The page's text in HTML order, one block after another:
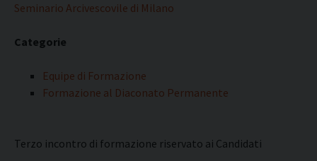
Seminario Arcivescovile di Milano
Categorie
Equipe di Formazione
Formazione al Diaconato Permanente
Terzo incontro di formazione riservato ai Candidati